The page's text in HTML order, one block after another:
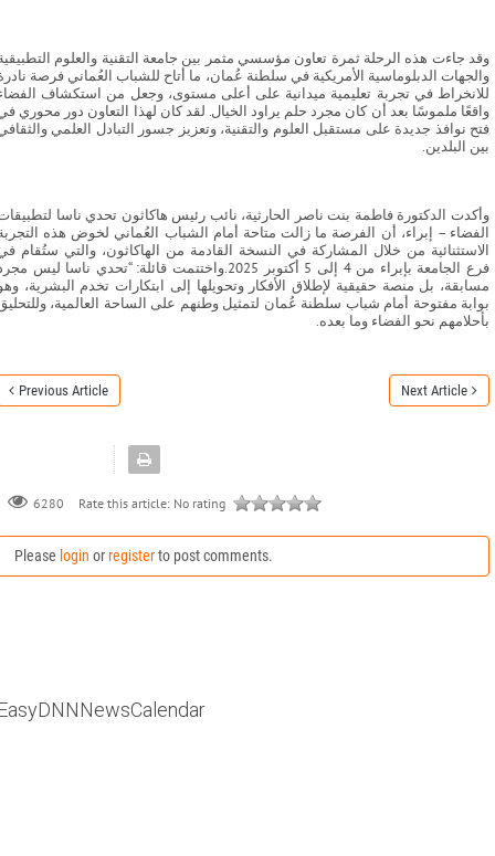
وقد جاءت هذه الرحلة ثمرة تعاون مؤسسي مثمر بين جامعة التقنية والعلوم
والجهات الدبلوماسية الأمريكية في سلطنة عُمان، ما أتاح للشباب العُماني فرصة
للانخراط في تجربة تعليمية ميدانية على أعلى مستوى، وجعل من استكشاف
واقعًا ملموسًا بعد أن كان مجرد حلم يراود الخيال. لقد كان لهذا التعاون دور محوري
فتح نوافذ جديدة على مستقبل العلوم والتقنية، وتعزيز جسور التبادل العلمي
بين البلدين.
وأكدت الدكتورة فاطمة بنت ناصر الحارثية، نائب رئيس هاكاثون تحدي ناسا
الفضاء – إبراء، أن الفرصة ما زالت متاحة أمام الشباب العُماني لخوض هذه
الاستثنائية من خلال المشاركة في النسخة القادمة من الهاكاثون، والتي ستُقام
فرع الجامعة بإبراء من 4 إلى 5 أكتوبر 2025.واختتمت قائلة: “تحدي ناسا ليس
مسابقة، بل منصة حقيقية لإطلاق الأفكار وتحويلها إلى ابتكارات تخدم البشرية،
بوابة مفتوحة أمام شباب سلطنة عُمان لتمثيل وطنهم على الساحة العالمية،
بأحلامهم نحو الفضاء وما بعده.
Previous Article Next Article
6280 Rate this article: No rating
Please login orregisterto post comments.